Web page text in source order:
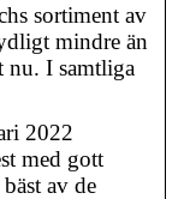
sortiment av
mindre än
nu. I samtliga
2022
med gott
av de